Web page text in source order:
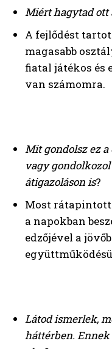
Miért hagytad ott
A fejlődést
magasabb
fiatal játékos és
van számomra.
Mit gondolsz ez a
vagy
átigazoláson is?
Most
a napokban
edzőjével a
Látod ismerlek,
háttérben.